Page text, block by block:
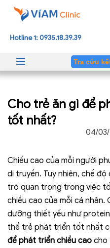
Hotline 1: 0935.18.39.39
Tra cứu
Cho trẻ ăn gì để
tốt nhất?
04/
Chiều cao của mỗi người
di truyền. Tuy nhiên, chế
trò quan trọng trong việc
chiều cao của mỗi cá
dưỡng thiết yếu như
thể trẻ phát triển tốt nhất
để phát triển chiều cao cho